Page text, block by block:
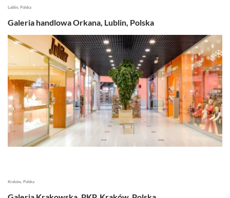
Lublin, Polska
Galeria handlowa Orkana, Lublin, Polska
Kraków, Polska